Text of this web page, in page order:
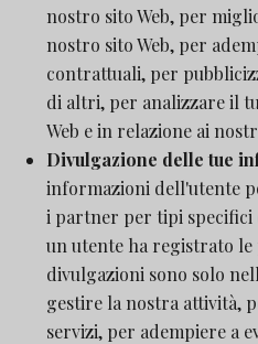
nostro sito Web, per
nostro sito Web, per
contrattuali, per
di altri, per analizzare il
Web e in relazione ai
Divulgazione delle tue
informazioni dell'utente
i partner per tipi specifici
un utente ha registrato
divulgazioni sono solo
gestire la nostra attività,
servizi, per adempiere a